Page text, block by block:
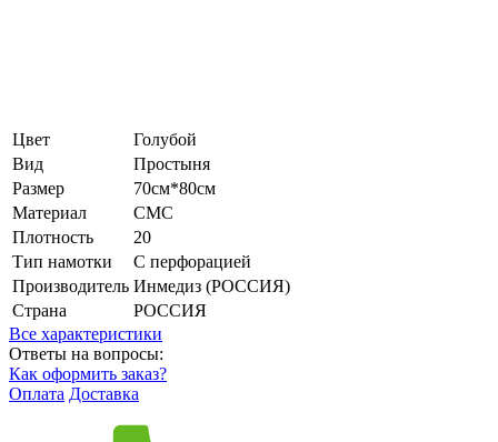
Цвет
Голубой
Вид
Простыня
Размер
70см*80см
Материал
СМС
Плотность
20
Тип намотки
С перфорацией
Производитель Инмедиз (РОССИЯ)
Страна
РОССИЯ
Все характеристики
Ответы на вопросы:
Как оформить заказ?
Оплата Доставка